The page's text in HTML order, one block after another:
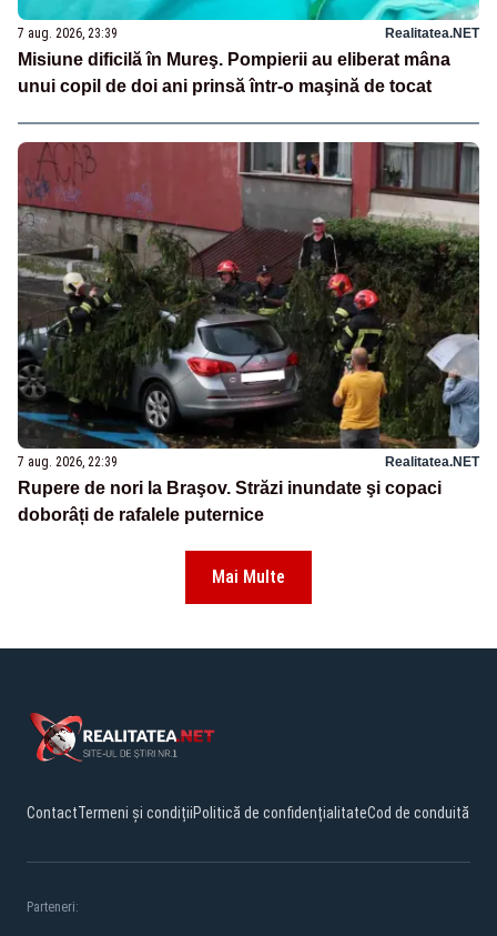
7 aug. 2026, 23:39 Realitatea.NET
Misiune dificilă în Mureş. Pompierii au eliberat mâna
unui copil de doi ani prinsă într-o maşină de tocat
7 aug. 2026, 22:39 Realitatea.NET
Rupere de nori la Braşov. Străzi inundate şi copaci
doborâți de rafalele puternice
Mai Multe
ContactTermeni și condițiiPolitică de confidențialitateCod de conduită
Parteneri: